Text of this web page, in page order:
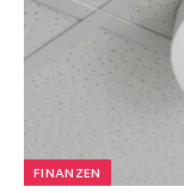
FINANZEN